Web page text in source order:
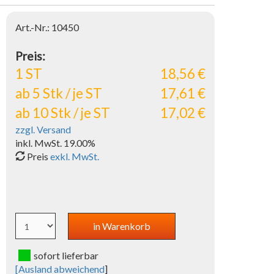
Art.-Nr.: 10450
Preis:
1 ST
18,56 €
ab 5 Stk / je ST
17,61 €
ab 10 Stk / je ST
17,02 €
zzgl. Versand
inkl. MwSt. 19.00%
Preisexkl. MwSt.
sofort lieferbar
[Ausland abweichend]